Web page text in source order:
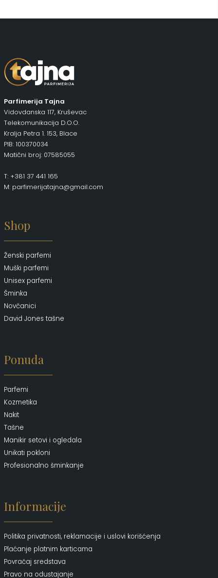
Parfimerija Tajna
Vidovdanska 117, Kruševac
Telekomunikacija D.O.O.
Kralja Petra 1. 153, Blace
PIB: 100370034
Matični broj: 07585055
T: +381 37 441 165
M: parfimerijatajna@gmail.com
Shop
Ženski parfemi
Muški parfemi
Unisex parfemi
Šminka
Novčanici
David Jones tašne
Ponuda
Parfemi
Kozmetika
Nakit
Tašne
Manikir setovi i ogledala
Unikati pokloni
Profesionalno šminkanje
Informacije
Politika privatnosti, reklamacije i uslovi korišćenja
Plaćanje platnim karticama
Povraćaj sredstava
Pravo na odustajanje